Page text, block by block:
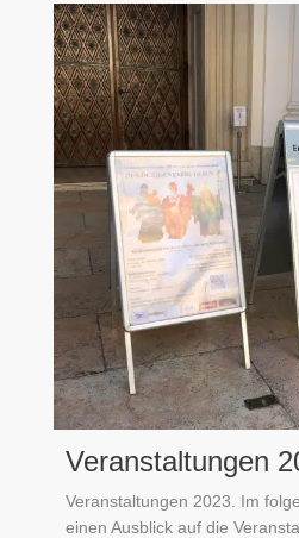
Veranstaltungen
Veranstaltungen 2023. Im
einen Ausblick auf die